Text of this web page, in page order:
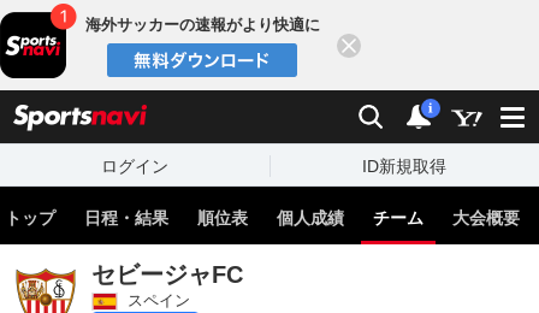
海外サッカーの速報がより快適に
検索 通知
i
ログイン ID新規取得
トップ 日程・結果 順位表 個人成績 チーム 大会概要
セビージャFC
スペイン